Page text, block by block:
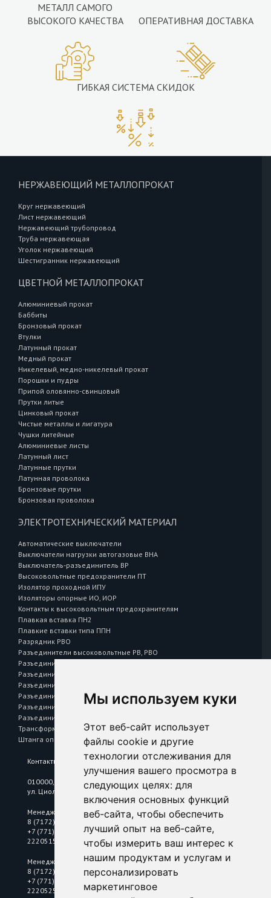
Мы используем куки
Этот веб-сайт использует
файлы cookie и другие
технологии отслеживания для
улучшения вашего просмотра в
следующих целях: для
включения основных функций
веб-сайта, чтобы обеспечить
лучший опыт на веб-сайте,
чтобы измерить ваш интерес к
нашим продуктам и услугам и
персонализировать
маркетинговое
МЕТАЛЛ САМОГО
ВЫСОКОГО КАЧЕСТВА
ОПЕРАТИВНАЯ ДОСТАВКА
ГИБКАЯ СИСТЕМА СКИДОК
НЕРЖАВЕЮЩИЙ МЕТАЛЛОПРОКАТ
Круг нержавеющий
Лист нержавеющий
Нержавеющий трубопровод
Труба нержавеющая
Уголок нержавеющий
Шестигранник нержавеющий
ЦВЕТНОЙ МЕТАЛЛОПРОКАТ
Алюминиевый прокат
Баббиты
Бронзовый прокат
Втулки
Латунный прокат
Медный прокат
Никелевый, медно-никелевый прокат
Порошки и пудры
Припой оловянно-свинцовый
Прутки литые
Цинковый прокат
Чистые металлы и лигатура
Чушки литейные
Алюминиевые листы
Латунный лист
Латунные прутки
Латунная проволока
Бронзовые прутки
Бронзовая проволока
ЭЛЕКТРОТЕХНИЧЕСКИЙ МАТЕРИАЛ
Автоматические выключатели
Выключатели нагрузки автогазовые ВНА
Выключатель-разъединитель ВР
Высоковольтные предохранители ПТ
Изолятор проходной ИПУ
Изоляторы опорные ИО, ИОР
Контакты к высоковольтным предохранителям
Плавкая вставка ПН2
Плавкие вставки типа ППН
Разрядник РВО
Разъединители высоковольтные РВ, РВО
Разъединители высоковольтные РВЗ
Разъединители высоковольтные РВФЗ
Разъединители наружной установки РЛНД
Разъединители Р 43, Р 63
Разъединитель — предохранитель РПС
Разъединитель на одно направление РЕ
Трансформаторы тока Т 0,66
Штанга оперативная L=1041
Контакты
010000, Республика Казахстан, г. Астана,
ул. Циолковского, 6/2
Менеджер по цветному металлопрокату
8 (7172) 25 18 10
+7 (771) 2220515
2220515@mkastana.kz
Менеджер по нержавеющему металлопрокату
8 (7172) 25 18 10
+7 (771) 2220525
2220525@mkastana.kz